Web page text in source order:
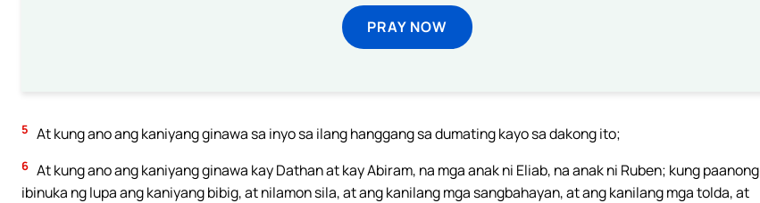
PRAY NOW
5 At kung ano ang kaniyang ginawa sa inyo sa ilang hanggang sa dumating kayo sa dakong ito;
6 At kung ano ang kaniyang ginawa kay Dathan at kay Abiram, na mga anak ni Eliab, na anak ni Ruben; kung paanong
ibinuka ng lupa ang kaniyang bibig, at nilamon sila, at ang kanilang mga sangbahayan, at ang kanilang mga tolda, at